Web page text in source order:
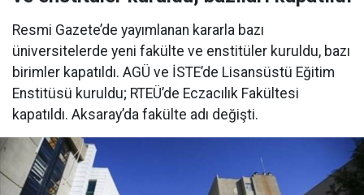
Resmi Gazete’de yayımlanan kararla bazı
üniversitelerde yeni fakülte ve enstitüler kuruldu, bazı
birimler kapatıldı. AGÜ ve İSTE’de Lisansüstü Eğitim
Enstitüsü kuruldu; RTEÜ’de Eczacılık Fakültesi
kapatıldı. Aksaray’da fakülte adı değişti.